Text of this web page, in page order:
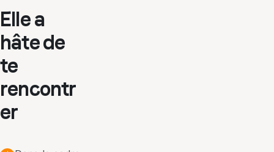
Elle a
hâte de
te
rencontr
er